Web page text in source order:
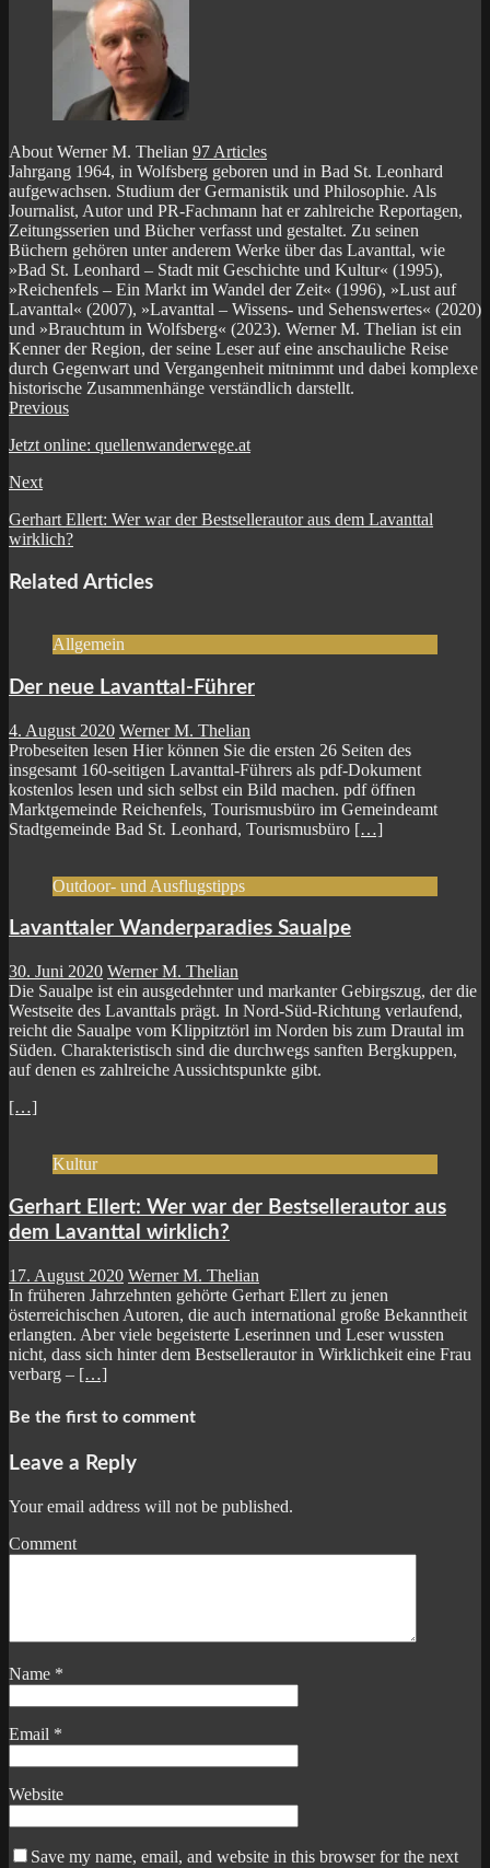
About Werner M. Thelian 97 Articles
Jahrgang 1964, in Wolfsberg geboren und in Bad St. Leonhard
aufgewachsen. Studium der Germanistik und Philosophie. Als
Journalist, Autor und PR-Fachmann hat er zahlreiche Reportagen,
Zeitungsserien und Bücher verfasst und gestaltet. Zu seinen
Büchern gehören unter anderem Werke über das Lavanttal, wie
»Bad St. Leonhard – Stadt mit Geschichte und Kultur« (1995),
»Reichenfels – Ein Markt im Wandel der Zeit« (1996), »Lust auf
Lavanttal« (2007), »Lavanttal – Wissens- und Sehenswertes« (2020)
und »Brauchtum in Wolfsberg« (2023). Werner M. Thelian ist ein
Kenner der Region, der seine Leser auf eine anschauliche Reise
durch Gegenwart und Vergangenheit mitnimmt und dabei komplexe
historische Zusammenhänge verständlich darstellt.
Website
Facebook
Previous
Jetzt online: quellenwanderwege.at
Next
Gerhart Ellert: Wer war der Bestsellerautor aus dem Lavanttal
wirklich?
Related Articles
Allgemein
Der neue Lavanttal-Führer
4. August 2020 Werner M. Thelian
Probeseiten lesen Hier können Sie die ersten 26 Seiten des
insgesamt 160-seitigen Lavanttal-Führers als pdf-Dokument
kostenlos lesen und sich selbst ein Bild machen. pdf öffnen
Marktgemeinde Reichenfels, Tourismusbüro im Gemeindeamt
Stadtgemeinde Bad St. Leonhard, Tourismusbüro […]
Outdoor- und Ausflugstipps
Lavanttaler Wanderparadies Saualpe
30. Juni 2020 Werner M. Thelian
Die Saualpe ist ein ausgedehnter und markanter Gebirgszug, der die
Westseite des Lavanttals prägt. In Nord-Süd-Richtung verlaufend,
reicht die Saualpe vom Klippitztörl im Norden bis zum Drautal im
Süden. Charakteristisch sind die durchwegs sanften Bergkuppen,
auf denen es zahlreiche Aussichtspunkte gibt.
[…]
Kultur
Gerhart Ellert: Wer war der Bestsellerautor aus
dem Lavanttal wirklich?
17. August 2020 Werner M. Thelian
In früheren Jahrzehnten gehörte Gerhart Ellert zu jenen
österreichischen Autoren, die auch international große Bekanntheit
erlangten. Aber viele begeisterte Leserinnen und Leser wussten
nicht, dass sich hinter dem Bestsellerautor in Wirklichkeit eine Frau
verbarg – […]
Be the first to comment
Leave a Reply
Your email address will not be published.
Comment
Name *
Email *
Website
Save my name, email, and website in this browser for the next